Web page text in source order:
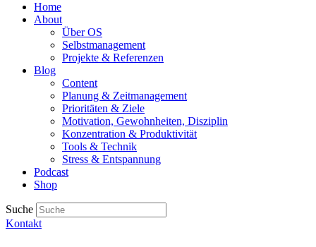
Home
About
Über OS
Selbstmanagement
Projekte & Referenzen
Blog
Content
Planung & Zeitmanagement
Prioritäten & Ziele
Motivation, Gewohnheiten, Disziplin
Konzentration & Produktivität
Tools & Technik
Stress & Entspannung
Podcast
Shop
Suche
Kontakt